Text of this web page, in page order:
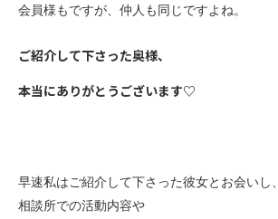
会員様もですが、仲人も同じですよね。
ご紹介して下さった奥様、
本当にありがとうございます♡
早速私はご紹介して下さった彼女とお会いし、
相談所での活動内容や